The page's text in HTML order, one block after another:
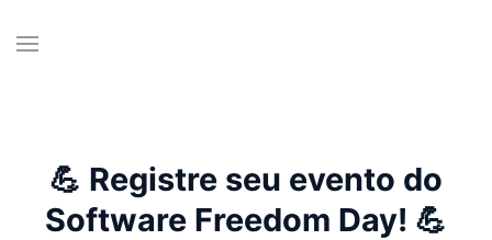
💪 Registre seu evento do
Software Freedom Day! 💪